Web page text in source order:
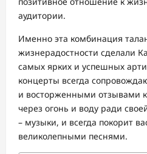
аудитории.
Именно эта комбинация
жизнерадостности сделали
самых ярких и успешных
концерты всегда
и восторженными отзывами
через огонь и воду ради
– музыки, и всегда покорит
великолепными песнями.